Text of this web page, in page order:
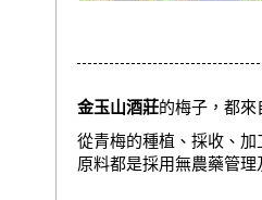
金玉山酒莊的梅子，都
從青梅的種植、採收、
原料都是採用無農藥管